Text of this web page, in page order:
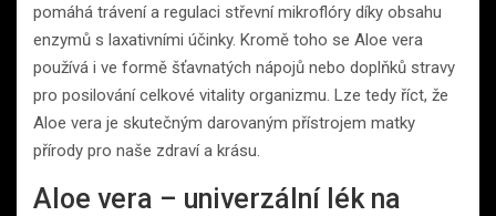
pomáhá trávení a regulaci střevní mikroflóry díky obsahu
enzymů s laxativními účinky. Kromě toho se Aloe vera
používá i ve formě šťavnatých nápojů nebo doplňků stravy
pro posilování celkové vitality organizmu. Lze tedy říct, že
Aloe vera je skutečným darovaným přístrojem matky
přírody pro naše zdraví a krásu.
Aloe vera – univerzální lék na